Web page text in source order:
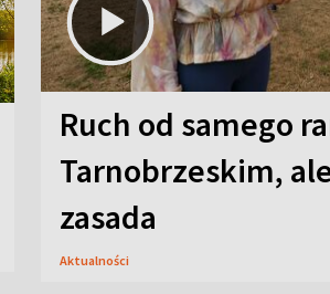
Ruch od samego
Tarnobrzeskim,
zasada
Aktualności